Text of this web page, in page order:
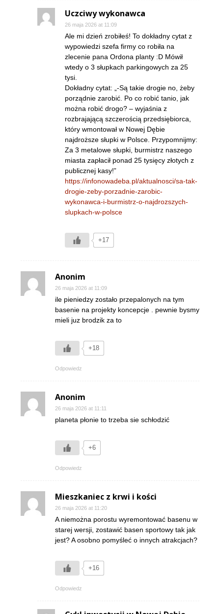
Uczciwy wykonawca
26 maja 2026 at 11:09
Ale mi dzień zrobiłeś! To dokładny cytat z
wypowiedzi szefa firmy co robiła na
zlecenie pana Ordona planty :D Mówił
wtedy o 3 słupkach parkingowych za 25
tysi.
Dokładny cytat: „-Są takie drogie no, żeby
porządnie zarobić. Po co robić tanio, jak
można robić drogo? – wyjaśnia z
rozbrajającą szczerością przedsiębiorca,
który wmontował w Nowej Dębie
najdroższe słupki w Polsce. Przypomnijmy:
Za 3 metalowe słupki, burmistrz naszego
miasta zapłacił ponad 25 tysięcy złotych z
publicznej kasy!”
https://infonowadeba.pl/aktualnosci/sa-tak-
drogie-zeby-porzadnie-zarobic-
wykonawca-i-burmistrz-o-najdrozszych-
slupkach-w-polsce
+17
Anonim
26 maja 2026 at 11:09
ile pieniedzy zostało przepalonych na tym
basenie na projekty koncepcje . pewnie bysmy
mieli juz brodzik za to
+18
Odpowiedz
Anonim
26 maja 2026 at 11:11
planeta płonie to trzeba sie schłodzić
+6
Odpowiedz
Mieszkaniec z krwi i kości
26 maja 2026 at 11:20
A niemożna porostu wyremontować basenu w
starej wersji, zostawić basen sportowy tak jak
jest? A osobno pomyśleć o innych atrakcjach?
+16
Odpowiedz